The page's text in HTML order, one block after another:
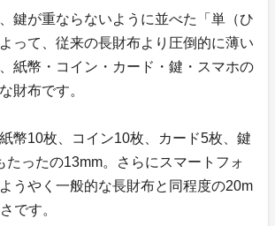
鍵が重ならないように並べた「単（ひ
って、従来の長財布より圧倒的に薄い
紙幣・コイン・カード・鍵・スマホの
財布です。
幣10枚、コイン10枚、カード5枚、鍵
たったの13mm。さらにスマートフォ
うやく一般的な長財布と同程度の20m
です。